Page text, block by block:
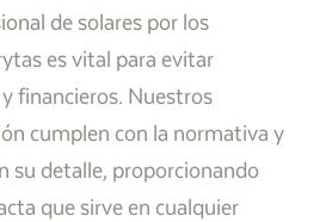
de solares por los
es vital para evitar
financieros. Nuestros
cumplen con la normativa y
su detalle, proporcionando
que sirve en cualquier